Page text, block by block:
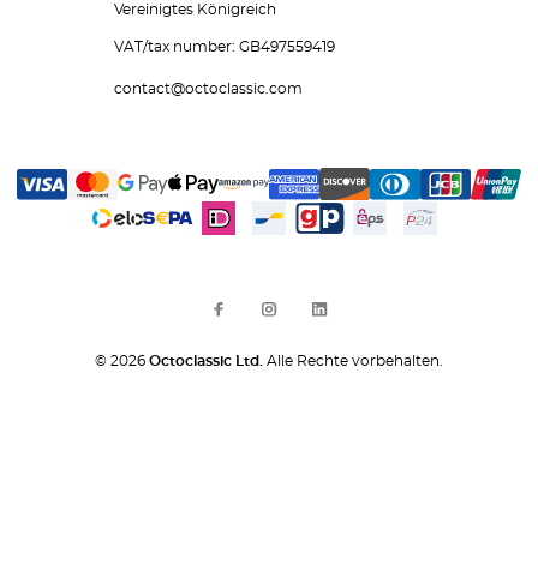
Vereinigtes Königreich
VAT/tax number: GB497559419
contact@octoclassic.com
© 2026 Octoclassic Ltd. Alle Rechte vorbehalten.